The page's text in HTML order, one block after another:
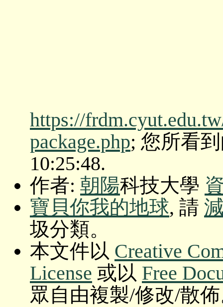
https://
package.php; 您所看
10:25:48.
作者: 朝陽科技大學
寶貝你我的地球, 請
圾分類。
本文件以 Creative
License 或以 Free
眾自由複製/修改/散